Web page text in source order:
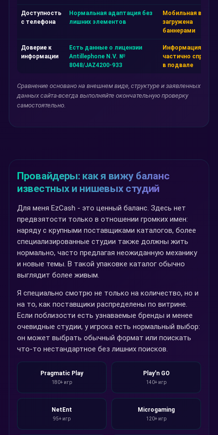
Доступность
с телефона
Нормальная адаптация без
лишних элементов
Мобильная версия
загружена
баннерами
Доверие к
информации
Есть данные о лицензии
Antillephone N.V. №
8048/JAZ4200-933
Информация
частично
в подвале
Сравнение основано на внешнем виде, структуре и заявленных
данных сайта-всегда выполняйте окончательную проверку
самостоятельно.
Провайдеры: как я вижу баланс
известных и нишевых студий
Для меня EzCash - это ценный баланс. Здесь нет
предвзятости только в отношении громких имен:
наряду с крупными поставщиками каталогов, более
специализированные студии также должны жить
нормально, часто предлагая неожиданную механику
и новые темы. В такой упаковке каталог обычно
выглядит более живым.
Я специально смотрю не только на количество, но и
на то, как поставщики распределены по витрине.
Если поблизости есть узнаваемые бренды и менее
очевидные студии, у игрока есть нормальный выбор:
он может выбрать обычный формат или поискать
что-то нестандартное без лишних поисков.
Pragmatic Play
180+ игр
Play'n GO
140+ игр
NetEnt
95+ игр
Microgaming
120+ игр